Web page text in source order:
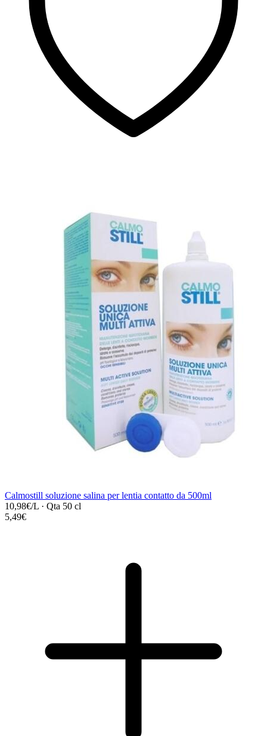
Calmostill soluzione salina per lentia contatto da 500ml
10,98€/L · Qta 50 cl
5,49€